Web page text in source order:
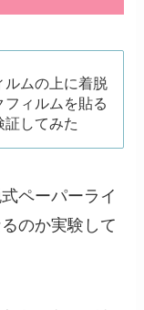
ルムの上に着脱
ィルムを貼る
証してみた
ペーパーライ
のか実験して